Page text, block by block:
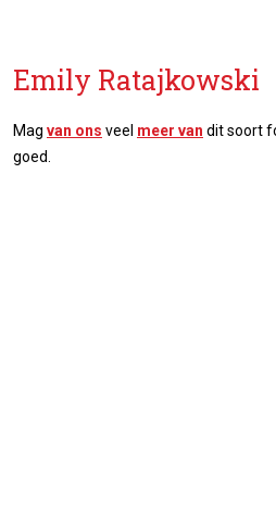
Emily Ratajkowski
Mag van ons veel meer van dit soort
goed.